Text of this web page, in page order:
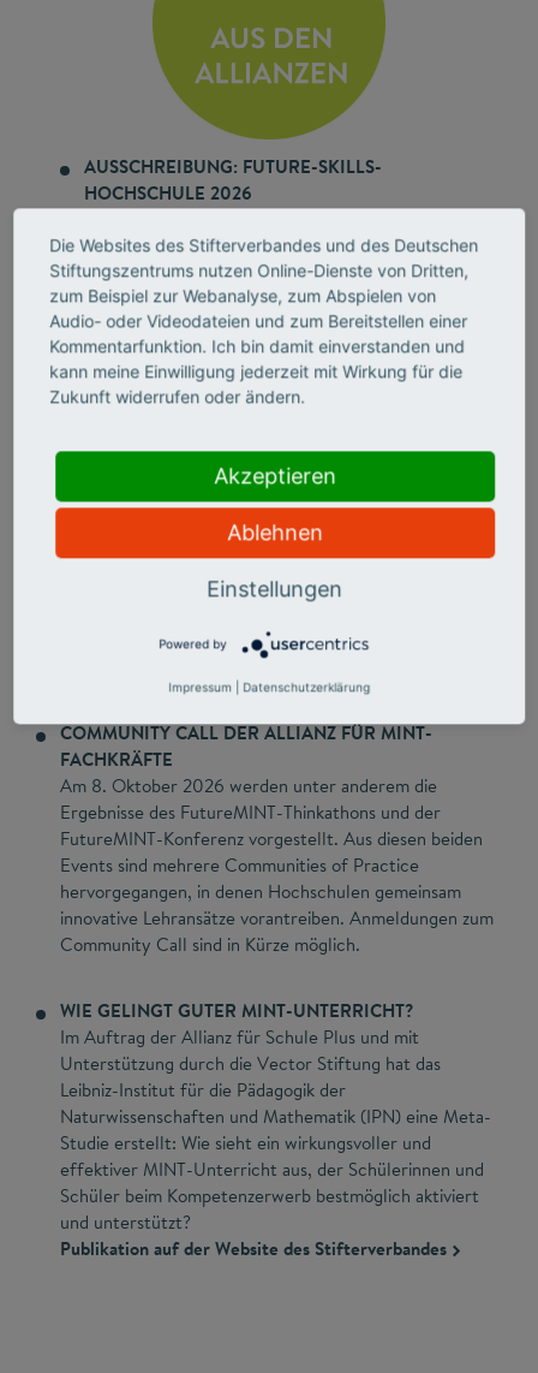
AUSSCHREIBUNG: FUTURE-SKILLS-
HOCHSCHULE 2026
ausgelobte Auszeichnung würdigt bis zu fünf
Hochschulen, die Future Skills strategisch,
strukturell und kulturell in Studium und Lehre
verankert haben. Die Hochschulen erhalten jeweils
10.000 Euro. Bewerbungsschluss: 30. September
2026.
Ausschreibung auf der Website des Stifterverbandes
STUDENTISCHE VERTRETUNGSLEHRKRÄFTE
Die erste bundesweite Studie zum Einsatz
übernehmen früh eigenverantwortlich Unterricht bis
hin zu Klassenleitungen, werden dabei kaum begleitet
und zu oft fachfremd eingesetzt.
Mehr Info auf der Website des Stifterverbandes
COMMUNITY CALL DER ALLIANZ FÜR MINT-
FACHKRÄFTE
Am 8. Oktober 2026 werden unter anderem die
Ergebnisse des FutureMINT-Thinkathons und der
FutureMINT-Konferenz vorgestellt. Aus diesen beiden
Events sind mehrere Communities of Practice
hervorgegangen, in denen Hochschulen gemeinsam
innovative Lehransätze vorantreiben. Anmeldungen zum
Community Call sind in Kürze möglich.
WIE GELINGT GUTER MINT-UNTERRICHT?
Im Auftrag der Allianz für Schule Plus und mit
Unterstützung durch die Vector Stiftung hat das
Leibniz-Institut für die Pädagogik der
Naturwissenschaften und Mathematik (IPN) eine Meta-
Studie erstellt: Wie sieht ein wirkungsvoller und
effektiver MINT-Unterricht aus, der Schülerinnen und
Schüler beim Kompetenzerwerb bestmöglich aktiviert
und unterstützt?
Publikation auf der Website des Stifterverbandes
Die Websites des Stifterverbandes und des Deutschen
Stiftungszentrums nutzen Online-Dienste von Dritten,
zum Beispiel zur Webanalyse, zum Abspielen von
Audio- oder Videodateien und zum Bereitstellen einer
Kommentarfunktion. Ich bin damit einverstanden und
kann meine Einwilligung jederzeit mit Wirkung für die
Zukunft widerrufen oder ändern.
Akzeptieren
Ablehnen
Einstellungen
Powered by
Impressum Datenschutzerklärung